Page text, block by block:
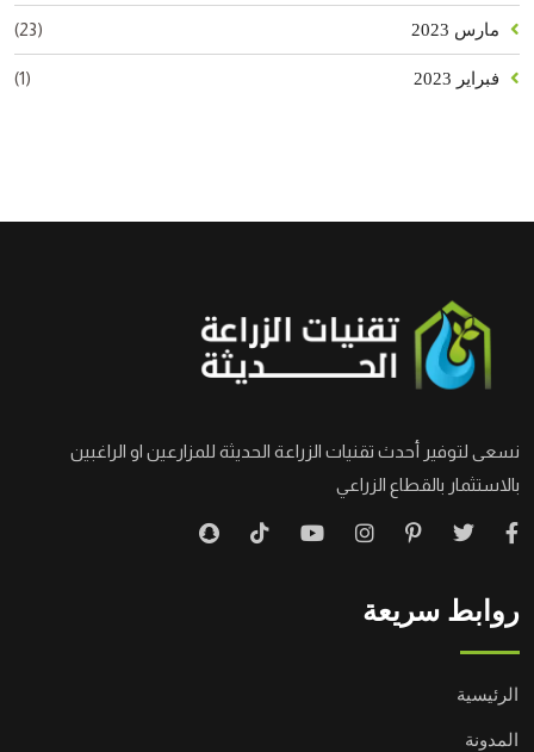
مارس 2023 (23)
فبراير 2023 (1)
نسعى لتوفير أحدث تقنيات الزراعة الحديثة للمزارعين او الراغبين
بالاستثمار بالقطاع الزراعي
روابط سريعة
الرئيسية
المدونة